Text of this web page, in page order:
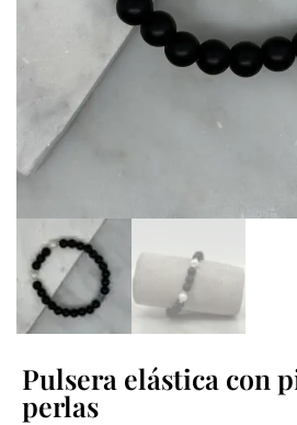
Pulsera elástica con
perlas